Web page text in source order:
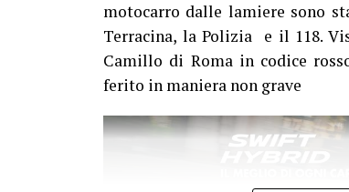
motocarro dalle lamiere sono
Terracina, la Polizia e il 118.
Camillo di Roma in codice
ferito in maniera non grave